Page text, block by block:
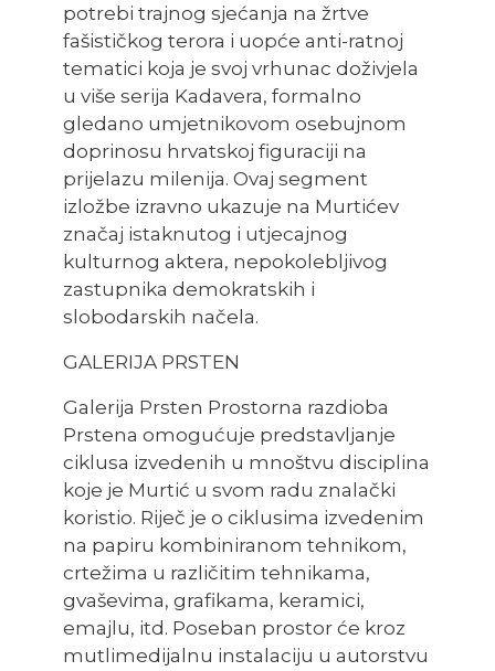
potrebi trajnog sjećanja na žrtve
fašističkog terora i uopće anti-ratnoj
tematici koja je svoj vrhunac doživjela
u više serija Kadavera, formalno
gledano umjetnikovom osebujnom
doprinosu hrvatskoj figuraciji na
prijelazu milenija. Ovaj segment
izložbe izravno ukazuje na Murtićev
značaj istaknutog i utjecajnog
kulturnog aktera, nepokolebljivog
zastupnika demokratskih i
slobodarskih načela.
GALERIJA PRSTEN
Galerija Prsten Prostorna razdioba
Prstena omogućuje predstavljanje
ciklusa izvedenih u mnoštvu disciplina
koje je Murtić u svom radu znalački
koristio. Riječ je o ciklusima izvedenim
na papiru kombiniranom tehnikom,
crtežima u različitim tehnikama,
gvaševima, grafikama, keramici,
emajlu, itd. Poseban prostor će kroz
mutlimedijalnu instalaciju u autorstvu